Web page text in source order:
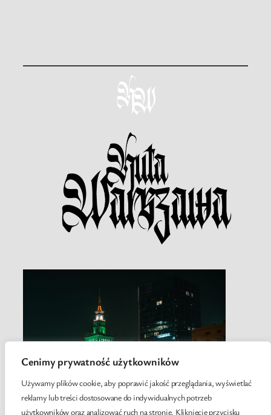
Cenimy prywatność użytkowników
Używamy plików cookie, aby poprawić jakość przeglądania, wyświetlać
reklamy lub treści dostosowane do indywidualnych potrzeb
użytkowników oraz analizować ruch na stronie. Kliknięcie przycisku